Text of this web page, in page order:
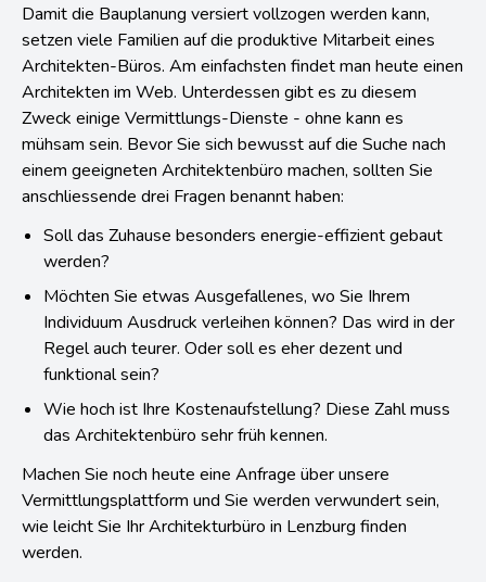
Damit die Bauplanung versiert vollzogen werden kann,
setzen viele Familien auf die produktive Mitarbeit eines
Architekten-Büros. Am einfachsten findet man heute einen
Architekten im Web. Unterdessen gibt es zu diesem
Zweck einige Vermittlungs-Dienste - ohne kann es
mühsam sein. Bevor Sie sich bewusst auf die Suche nach
einem geeigneten Architektenbüro machen, sollten Sie
anschliessende drei Fragen benannt haben:
Soll das Zuhause besonders energie-effizient gebaut
werden?
Möchten Sie etwas Ausgefallenes, wo Sie Ihrem
Individuum Ausdruck verleihen können? Das wird in der
Regel auch teurer. Oder soll es eher dezent und
funktional sein?
Wie hoch ist Ihre Kostenaufstellung? Diese Zahl muss
das Architektenbüro sehr früh kennen.
Machen Sie noch heute eine Anfrage über unsere
Vermittlungsplattform und Sie werden verwundert sein,
wie leicht Sie Ihr Architekturbüro in Lenzburg finden
werden.